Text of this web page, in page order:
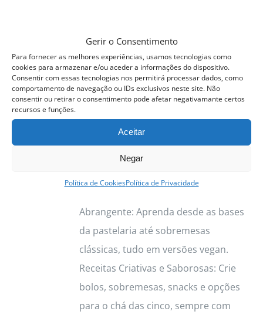
Gerir o Consentimento
Para fornecer as melhores experiências, usamos tecnologias como
cookies para armazenar e/ou aceder a informações do dispositivo.
Consentir com essas tecnologias nos permitirá processar dados, como
comportamento de navegação ou IDs exclusivos neste site. Não
consentir ou retirar o consentimento pode afetar negativamante certos
recursos e funções.
Aceitar
Negar
Política de CookiesPolítica de Privacidade
Curso Profissional Pastelaria
Vegan
475.00€
Próxima Edição:
Novembro
Porquê Escolher o Curso de
Abrangente: Aprenda desde as bases
da pastelaria até sobremesas
clássicas, tudo em versões vegan.
Receitas Criativas e Saborosas: Crie
bolos, sobremesas, snacks e opções
para o chá das cinco, sempre com